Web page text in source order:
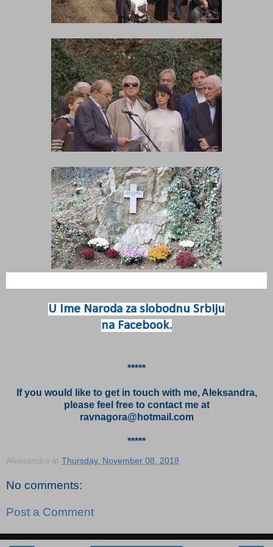
U Ime Naroda za slobodnu Srbiju
na Facebook.
*****
If you would like to get in touch with me, Aleksandra,
please feel free to contact me at
ravnagora@hotmail.com
*****
Aleksandra at Thursday, November 08, 2018
No comments:
Post a Comment